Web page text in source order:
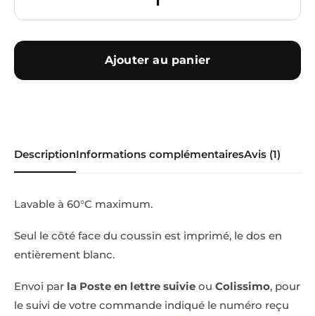
Ajouter au panier
DescriptionInformations complémentairesAvis (1)
Lavable à 60°C maximum.
Seul le côté face du coussin est imprimé, le dos en
entièrement blanc.
Envoi par la Poste en lettre suivie ou Colissimo, pour
le suivi de votre commande indiqué le numéro reçu